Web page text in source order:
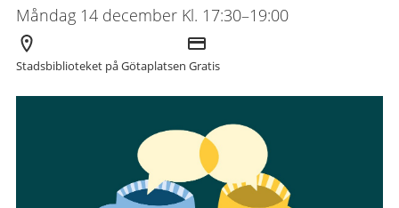
Måndag 14 december Kl. 17:30–19:00
Arrangör
Stadsbiblioteket på Götaplatsen
Kostnad
Gratis